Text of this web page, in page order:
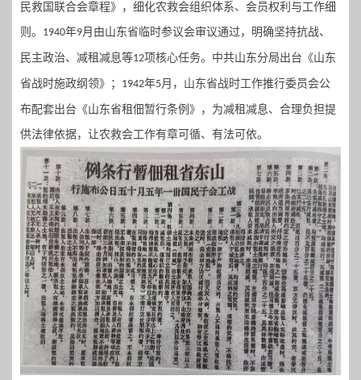
民救国联合会章程》，细化农救会组织体系、会员权利与工作细
则。 1940年9月由山东省临时参议会审议通过，明确坚持抗战、
民主政治、减租减息等12项核心任务。中共山东分局出台《山东
省战时施政纲领》； 1942年5月，山东省战时工作推行委员会公
布配套出台《山东省租佃暂行条例》，为减租减息、合理负担提
供法律依据，让农救会工作有章可循、有法可依。